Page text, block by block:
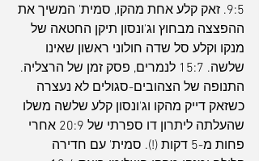
9:5. זאק קלע אחת מהקו, סמית' המשיך את
ההפצצה מבחוץ וג'ונסון תיקן החטאה של
מנקו וקלע סל שדה חולוני ראשון שאינו
שלשה. 15:7 לנמרים, פסק זמן של הרצליה.
התנופה של הצהובים-סגולים לא נעצרה
כשזאק דייק מהקו וג'ונסון קלע שלשה משלו
שהעלתה ליתרון דו ספרתי של 20:9 אחרי
פחות מ-5 דקות (!). סמית' עם חדירה